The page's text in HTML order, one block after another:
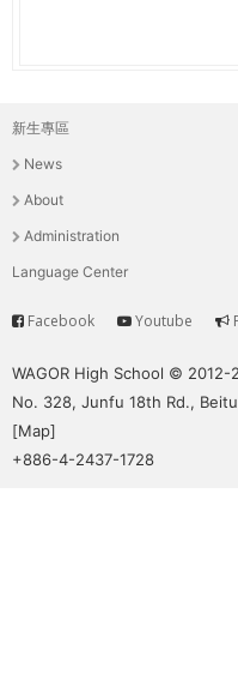
主
選
單
新生專區
News
About
Administration
Language Center
Service
Facebook Youtube
WAGOR High School © 2012-
No. 328, Junfu 18th Rd.,
[Map]
+886-4-2437-1728